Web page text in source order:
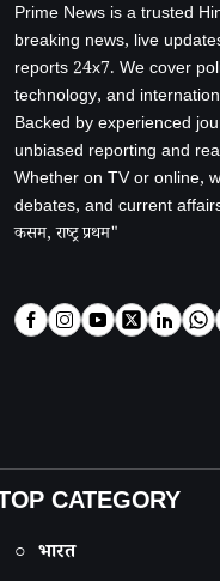
Prime News is a trusted
breaking news, live
reports 24x7. We cover
technology, and
Backed by experienced
unbiased reporting and
Whether on TV or online,
debates, and current
कसम, राष्ट्र प्रथम"
CATEGORY
○ भारत